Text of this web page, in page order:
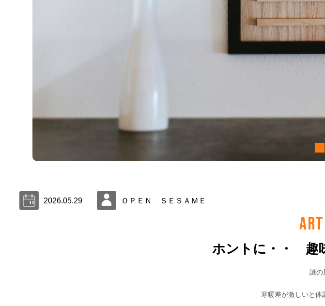
2026.05.29 ＯＰＥＮ ＳＥＳＡＭＥ
ホントに・・ 趣